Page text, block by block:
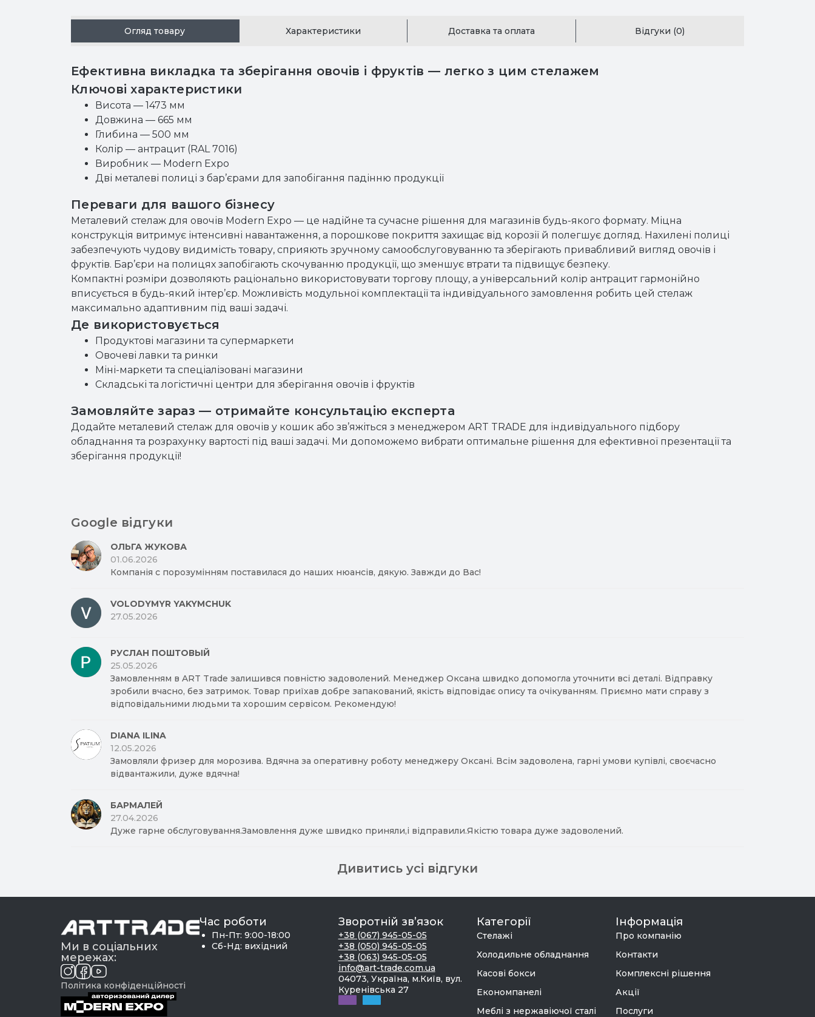
Огляд товару Характеристики Доставка та оплата Відгуки (0)
Ефективна викладка та зберігання овочів і фруктів — легко з цим стелажем
Ключові характеристики
Висота — 1473 мм
Довжина — 665 мм
Глибина — 500 мм
Колір — антрацит (RAL 7016)
Виробник — Modern Expo
Дві металеві полиці з бар’єрами для запобігання падінню продукції
Переваги для вашого бізнесу
Металевий стелаж для овочів Modern Expo — це надійне та сучасне рішення для магазинів будь-якого формату. Міцна
конструкція витримує інтенсивні навантаження, а порошкове покриття захищає від корозії й полегшує догляд. Нахилені полиці
забезпечують чудову видимість товару, сприяють зручному самообслуговуванню та зберігають привабливий вигляд овочів і
фруктів. Бар’єри на полицях запобігають скочуванню продукції, що зменшує втрати та підвищує безпеку.
Компактні розміри дозволяють раціонально використовувати торгову площу, а універсальний колір антрацит гармонійно
вписується в будь-який інтер’єр. Можливість модульної комплектації та індивідуального замовлення робить цей стелаж
максимально адаптивним під ваші задачі.
Де використовується
Продуктові магазини та супермаркети
Овочеві лавки та ринки
Міні-маркети та спеціалізовані магазини
Складські та логістичні центри для зберігання овочів і фруктів
Замовляйте зараз — отримайте консультацію експерта
Додайте металевий стелаж для овочів у кошик або зв’яжіться з менеджером ART TRADE для індивідуального підбору
обладнання та розрахунку вартості під ваші задачі. Ми допоможемо вибрати оптимальне рішення для ефективної презентації та
зберігання продукції!
Google відгуки
ОЛЬГА ЖУКОВА
01.06.2026
Компанія с порозумінням поставилася до наших нюансів, дякую. Завжди до Вас!
VOLODYMYR YAKYMCHUK
27.05.2026
РУСЛАН ПОШТОВЫЙ
25.05.2026
Замовленням в ART Trade залишився повністю задоволений. Менеджер Оксана швидко допомогла уточнити всі деталі. Відправку
зробили вчасно, без затримок. Товар приїхав добре запакований, якість відповідає опису та очікуванням. Приємно мати справу з
відповідальними людьми та хорошим сервісом. Рекомендую!
DIANA ILINA
12.05.2026
Замовляли фризер для морозива. Вдячна за оперативну роботу менеджеру Оксані. Всім задоволена, гарні умови купівлі, своєчасно
відвантажили, дуже вдячна!
БАРМАЛЕЙ
27.04.2026
Дуже гарне обслуговування.Замовлення дуже швидко приняли,і відправили.Якістю товара дуже задоволений.
Дивитись усі відгуки
Ми в соціальних
мережах:
Політика конфіденційності
Час роботи
Пн-Пт: 9:00-18:00
Сб-Нд: вихідний
Зворотній зв’язок
+38 (067) 945-05-05
+38 (050) 945-05-05
+38 (063) 945-05-05
info@art-trade.com.ua
04073, Україна, м.Київ, вул.
Куренівська 27
Категорії
Стелажі
Холодильне обладнання
Касові бокси
Економпанелі
Меблі з нержавіючої сталі
Інформація
Про компанію
Контакти
Комплексні рішення
Акції
Послуги